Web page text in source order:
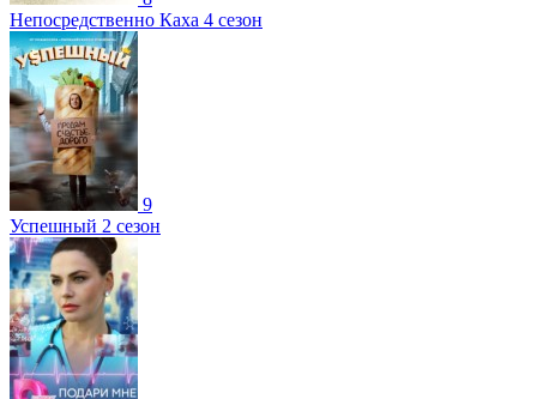
Непосредственно Каха 4 сезон
9
Успешный 2 сезон